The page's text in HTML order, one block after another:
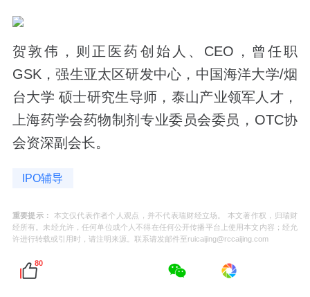
贺敦伟，则正医药创始人、CEO，曾任职
GSK，强生亚太区研发中心，中国海洋大学/烟
台大学 硕士研究生导师，泰山产业领军人才，
上海药学会药物制剂专业委员会委员，OTC协
会资深副会长。
IPO辅导
重要提示：
本文仅代表作者个人观点，并不代表瑞财经立场。 本文著作权，归瑞财
经所有。未经允许，任何单位或个人不得在任何公开传播平台上使用本文内容；经允
许进行转载或引用时，请注明来源。联系请发邮件至ruicaijing@rccaijing.com
80